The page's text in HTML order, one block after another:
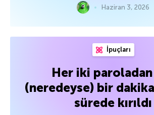
Haziran 3, 2026
İpuçları
Her iki
(neredeyse) bir
sürede kırıldı